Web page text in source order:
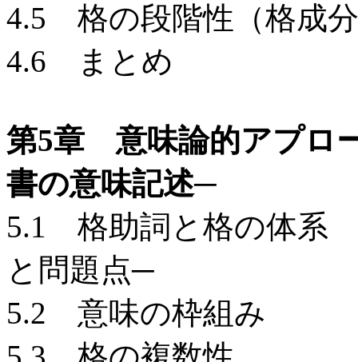
4.5 格の段階性（格成
4.6 まとめ
第5章 意味論的アプロ
書の意味記述─
5.1 格助詞と格の体系
と問題点─
5.2 意味の枠組み